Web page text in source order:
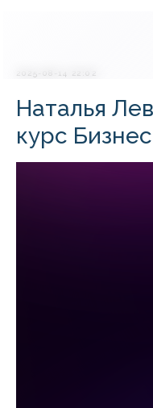
2025-08-14 22:02
Наталья
курс